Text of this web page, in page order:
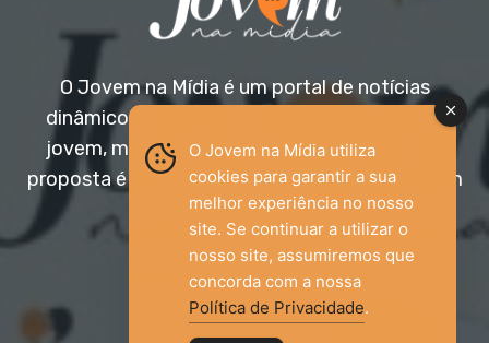
O Jovem na Mídia é um portal de notícias
dinâmico e acessível, voltado para o público
jovem, mas aberto a todas as idades. Nossa
proposta é trazer informação relevante com um
olhar diferenciado.
Entre em contato:
jovemnamidia2017@gmail.com
O Jovem na Mídia utiliza
cookies para garantir a sua
melhor experiência no nosso
site. Se continuar a utilizar o
nosso site, assumiremos que
concorda com a nossa
Política de Privacidade.